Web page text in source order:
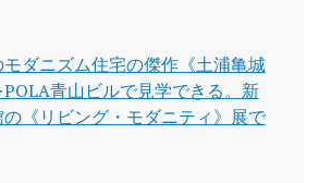
ダニズム住宅の傑作《土浦亀城
POLA青山ビルで見学できる。新
の《リビング・モダニティ》展で